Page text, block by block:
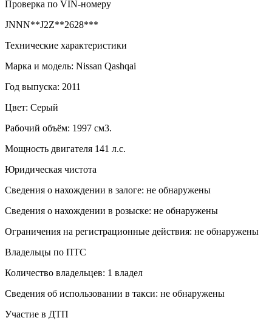
Проверка по VIN-номеру
JNNN**J2Z**2628***
Технические характеристики
Марка и модель: Nissan Qashqai
Год выпуска: 2011
Цвет: Серый
Рабочий объём: 1997 см3.
Мощность двигателя 141 л.с.
Юридическая чистота
Сведения о нахождении в залоге: не обнаружены
Сведения о нахождении в розыске: не обнаружены
Ограничения на регистрационные действия: не обнаружены
Владельцы по ПТС
Количество владельцев: 1 владел
Сведения об использовании в такси: не обнаружены
Участие в ДТП